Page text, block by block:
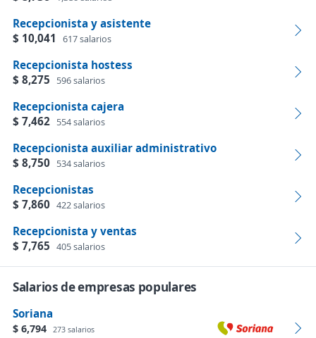
Recepcionista y asistente
$ 10,041
617 salarios
Recepcionista hostess
$ 8,275
596 salarios
Recepcionista cajera
$ 7,462 554 salarios
Recepcionista auxiliar administrativo
$ 8,750 534 salarios
Recepcionistas
$ 7,860 422 salarios
Recepcionista y ventas
$ 7,765 405 salarios
Salarios de empresas populares
Soriana
$ 6,794 273 salarios